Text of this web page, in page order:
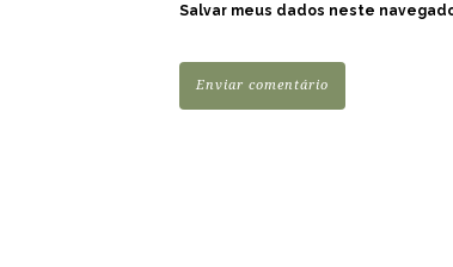
Salvar meus dados neste